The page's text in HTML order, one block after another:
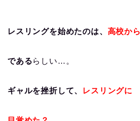
レスリングを始めたのは、 高校から
であるらしい…。
ギャルを挫折して、 レスリングに